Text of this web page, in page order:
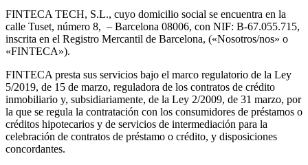
FINTECA TECH, S.L., cuyo domicilio social se encuentra en la
calle Tuset, número 8, – Barcelona 08006, con NIF: B-67.055.715,
inscrita en el Registro Mercantil de Barcelona, («Nosotros/nos» o
«FINTECA»).
FINTECA presta sus servicios bajo el marco regulatorio de la Ley
5/2019, de 15 de marzo, reguladora de los contratos de crédito
inmobiliario y, subsidiariamente, de la Ley 2/2009, de 31 marzo, por
la que se regula la contratación con los consumidores de préstamos o
créditos hipotecarios y de servicios de intermediación para la
celebración de contratos de préstamo o crédito, y disposiciones
concordantes.